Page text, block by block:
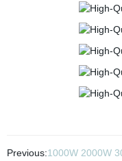
Previous:1000W 2000W